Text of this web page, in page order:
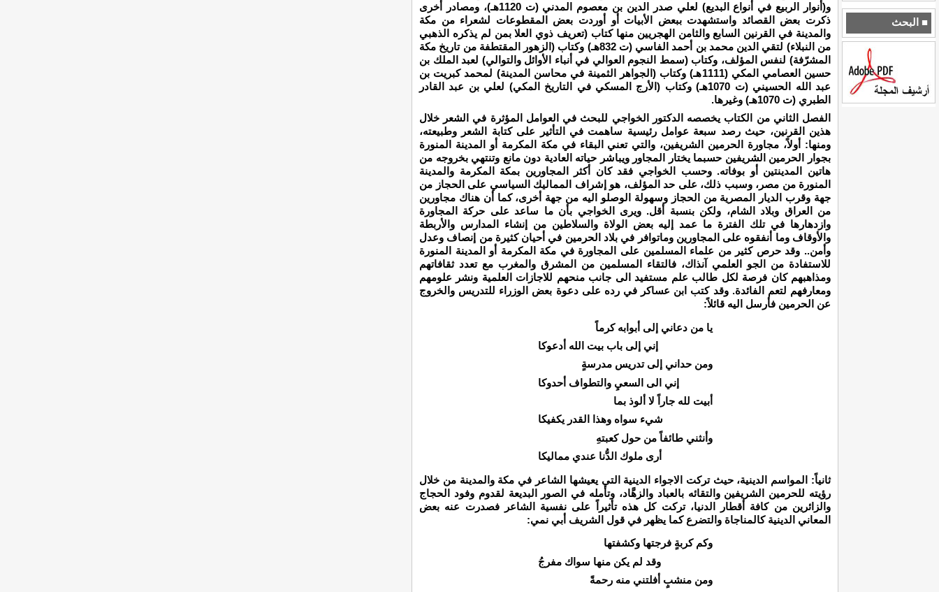
■ البحث
و(أنوار الربيع في أنواع البديع) لعلي صدر الدين بن معصوم المدني (ت 1120هـ)، ومصادر أخرى
ذكرت بعض القصائد واستشهدت ببعض الأبيات أو أوردت بعض المقطوعات لشعراء من مكة
والمدينة في القرنين السابع والثامن الهجريين منها كتاب (تعريف ذوي العلا بمن لم يذكره الذهبي
من النبلاء) لتقي الدين محمد بن أحمد الفاسي (ت 832هـ) وكتاب (الزهور المقتطفة من تاريخ مكة
المشرّفة) لنفس المؤلف، وكتاب (سمط النجوم العوالي في أنباء الأوائل والتوالي) لعبد الملك بن
حسين العصامي المكي (1111هـ) وكتاب (الجواهر الثمينة في محاسن المدينة) لمحمد كبريت بن
عبد الله الحسيني (ت 1070هـ) وكتاب (الأرج المسكي في التاريخ المكي) لعلي بن عبد القادر
الطبري (ت 1070هـ) وغيرها.
الفصل الثاني من الكتاب يخصصه الدكتور الخواجي للبحث في العوامل المؤثرة في الشعر خلال
هذين القرنين، حيث رصد سبعة عوامل رئيسية ساهمت في التأثير على كتابة الشعر وطبيعته،
ومنها: أولاً، مجاورة الحرمين الشريفين، والتي تعني البقاء في مكة المكرمة أو المدينة المنورة
بجوار الحرمين الشريفين حسبما يختار المجاور ويباشر حياته العادية دون مانع وتنتهي بخروجه من
هاتين المدينتين أو بوفاته. وحسب الخواجي فقد كان أكثر المجاورين بمكة المكرمة والمدينة
المنورة من مصر، وسبب ذلك، على حد المؤلف، هو إشراف المماليك السياسي على الحجاز من
جهة وقرب الديار المصرية من الحجاز وسهولة الوصلو اليه من جهة أخرى، كما أن هناك مجاورين
من العراق وبلاد الشام، ولكن بنسبة أقل. ويرى الخواجي بأن ما ساعد على حركة المجاورة
وازدهارها في تلك الفترة ما عمد إليه بعض الولاة والسلاطين من إنشاء المدارس والأربطة
والأوقاف وما أنفقوه على المجاورين وماتوافر في بلاد الحرمين في أحيان كثيرة من إنصاف وعدل
وأمن.. وقد حرص كثير من علماء المسلمين على المجاورة في مكة المكرمة أو المدينة المنورة
للاستفادة من الجو العلمي آنذاك، فالتقاء المسلمين من المشرق والمغرب مع تعدد ثقافاتهم
ومذاهبهم كان فرصة لكل طالب علم مستفيد الى جانب منحهم للاجازات العلمية ونشر علومهم
ومعارفهم لتعم الفائدة. وقد كتب ابن عساكر في رده على دعوة بعض الوزراء للتدريس والخروج
عن الحرمين فأرسل اليه قائلاً:
يا من دعاني إلى أبوابه كرماً
إني إلى باب بيت الله أدعوكا
ومن حداني إلى تدريس مدرسةٍ
إني الى السعيِ والتطواف أحدوكا
أبيت لله جاراً لا ألوذ بما
شيء سواه وهذا القدر يكفيكا
وأنثني طائفاً من حول كعبتهِ
أرى ملوك الدُّنا عندي مماليكا
ثانياً: المواسم الدينية، حيث تركت الاجواء الدينية التي يعيشها الشاعر في مكة والمدينة من خلال
رؤيته للحرمين الشريفين والتقائه بالعباد والزهَّاد، وتأمله في الصور البديعة لقدوم وفود الحجاج
والزائرين من كافة أقطار الدنيا، تركت كل هذه تأثيراً على نفسية الشاعر فصدرت عنه بعض
المعاني الدينية كالمناجاة والتضرع كما يظهر في قول الشريف أبي نمي:
وكم كربةٍ فرجتها وكشفتها
وقد لم يكن منها سواك مفرجُ
ومن منشبٍ أفلتني منه رحمةً